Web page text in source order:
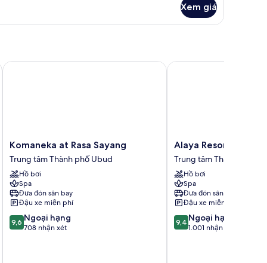
Xem giá
Komaneka
at
Rasa
Sayang
Trung
tâm
Thành
phố
Ubud
Komaneka at Rasa Sayang
Trung tâm Thành phố Ubud
Hồ bơi
Spa
Đưa đón sân bay
Đậu xe miễn phí
9.6
trên
9,6 Ngoại hạng
708 nhận xét
Komaneka at Rasa Sayang
Alaya
Resort
Ubud
Trung
tâm
Thành
phố
Ubud
Alaya Resort Ubud
Trung tâm Thành phố
Hồ bơi
Spa
Đưa đón sân bay
Đậu xe miễn phí
9.4
trên
9,4 Ngoại hạng
1.001 nhận xét
Alaya Resort Ubud